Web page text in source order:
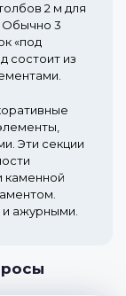
2 м для
Обычно 3
«под
состоит из
Эти секции
каменной
ажурными.